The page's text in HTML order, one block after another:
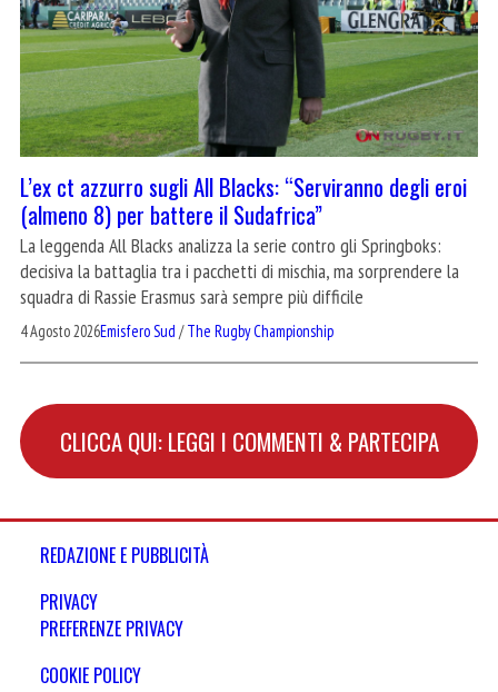
L’ex ct azzurro sugli All Blacks: “Serviranno degli eroi
(almeno 8) per battere il Sudafrica”
La leggenda All Blacks analizza la serie contro gli Springboks:
decisiva la battaglia tra i pacchetti di mischia, ma sorprendere la
squadra di Rassie Erasmus sarà sempre più difficile
4 Agosto 2026Emisfero Sud /The Rugby Championship
CLICCA QUI: LEGGI I COMMENTI & PARTECIPA
REDAZIONE E PUBBLICITÀ
PRIVACY
PREFERENZE PRIVACY
COOKIE POLICY